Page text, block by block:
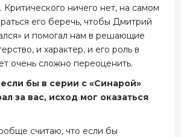
ничего нет, на самом
его беречь, чтобы Дмитрий
и помогал нам в решающие
и характер, и его роль в
очень сложно переоценить.
бы в серии с «Синарой»
за вас, исход мог оказаться
считаю, что если бы